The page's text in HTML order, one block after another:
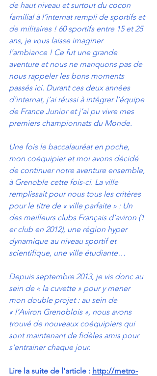
de haut niveau et surtout du cocon
familial à l’internat rempli de sportifs et
de militaires ! 60 sportifs entre 15 et 25
ans, je vous laisse imaginer
l’ambiance ! Ce fut une grande
aventure et nous ne manquons pas de
nous rappeler les bons moments
passés ici. Durant ces deux années
d’internat, j’ai réussi à intégrer l’équipe
de France Junior et j’ai pu vivre mes
premiers championnats du Monde.
Une fois le baccalauréat en poche,
mon coéquipier et moi avons décidé
de continuer notre aventure ensemble,
à Grenoble cette fois-ci. La ville
remplissait pour nous tous les critères
pour le titre de « ville parfaite » : Un
des meilleurs clubs Français d’aviron (1
er club en 2012), une région hyper
dynamique au niveau sportif et
scientifique, une ville étudiante…
Depuis septembre 2013, je vis donc au
sein de « la cuvette » pour y mener
mon double projet : au sein de
« l’Aviron Grenoblois », nous avons
trouvé de nouveaux coéquipiers qui
sont maintenant de fidèles amis pour
s’entrainer chaque jour.
Lire la suite de l'article : http://metro-